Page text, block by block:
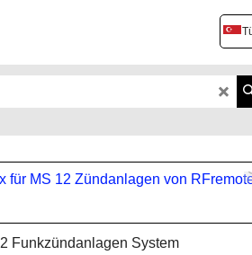
Funkzündanlagen System